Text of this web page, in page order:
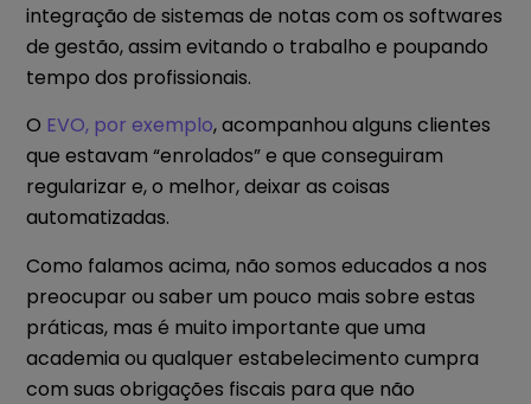
integração de sistemas de notas com os softwares
de gestão, assim evitando o trabalho e poupando
tempo dos profissionais.
O EVO, por exemplo, acompanhou alguns clientes
que estavam “enrolados” e que conseguiram
regularizar e, o melhor, deixar as coisas
automatizadas.
Como falamos acima, não somos educados a nos
preocupar ou saber um pouco mais sobre estas
práticas, mas é muito importante que uma
academia ou qualquer estabelecimento cumpra
com suas obrigações fiscais para que não